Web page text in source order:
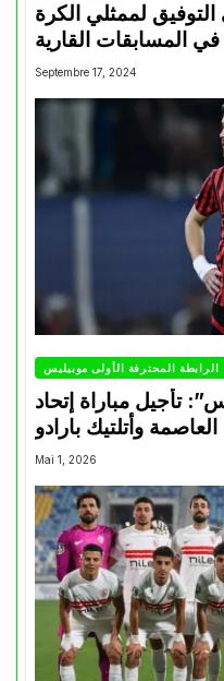
لممثلي الكرة
Septembre 17, 2024
الرابطة المحترفة الأولى موبيليس
تأجيل مباراة إتحاد
العاصمة وأتلتيك بارادو
Mai 1, 2026